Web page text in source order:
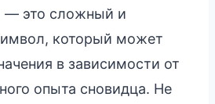
— это сложный и
который может
в зависимости от
опыта сновидца. Не